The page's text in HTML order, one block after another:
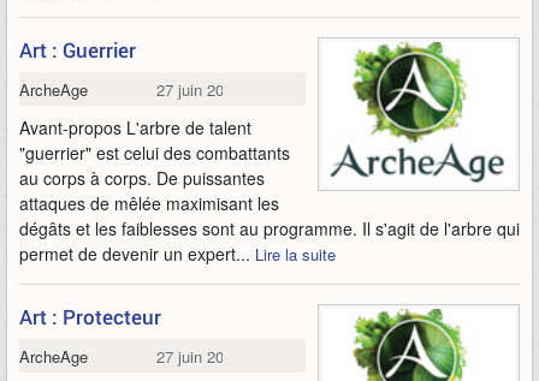
Art : Guerrier
ArcheAge 27 juin 2013
Avant-propos L'arbre de talent
"guerrier" est celui des combattants
au corps à corps. De puissantes
attaques de mêlée maximisant les
dégâts et les faiblesses sont au programme. Il s'agit de l'arbre qui
permet de devenir un expert... Lire la suite
Art : Protecteur
ArcheAge 27 juin 2013